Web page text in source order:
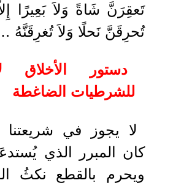
تَعقِرَنَّ شَاةً وَلاَ بَعِيرًا
تُحرِقَنَّ نَحلًا وَلاَ تُغرِقَنَّهُ
دستور الأخلاق
للشرطيات الضاغطة
لا يجوز في شريعتنا
كان المبرر الذي
ويحرم بالقطع نكثُ